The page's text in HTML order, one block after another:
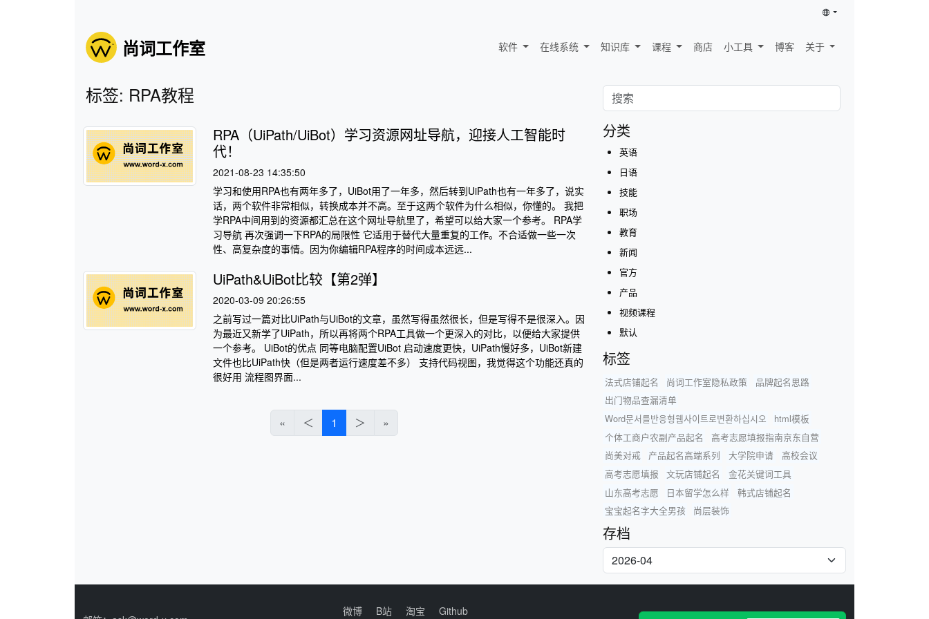
尚词工作室 软件 在线系统 知识库 课程 商店 小工具 博客 关于
标签: RPA教程
RPA（UiPath/UiBot）学习资源网址导航，迎接人工智能时
代！
2021-08-23 14:35:50
学习和使用RPA也有两年多了，UiBot用了一年多，然后转到UiPath也有一年多了，说实
话，两个软件非常相似，转换成本并不高。至于这两个软件为什么相似，你懂的。 我把
学RPA中间用到的资源都汇总在这个网址导航里了，希望可以给大家一个参考。 RPA学
习导航 再次强调一下RPA的局限性 它适用于替代大量重复的工作。不合适做一些一次
性、高复杂度的事情。因为你编辑RPA程序的时间成本远远...
UiPath&UiBot比较【第2弹】
2020-03-09 20:26:55
之前写过一篇对比UiPath与UiBot的文章，虽然写得虽然很长，但是写得不是很深入。因
为最近又新学了UiPath，所以再将两个RPA工具做一个更深入的对比，以便给大家提供
一个参考。 UiBot的优点 同等电脑配置UiBot 启动速度更快，UiPath慢好多，UiBot新建
文件也比UiPath快（但是两者运行速度差不多） 支持代码视图，我觉得这个功能还真的
很好用 流程图界面...
« ＜ 1 ＞ »
分类
英语
日语
技能
职场
教育
新闻
官方
产品
视频课程
默认
标签
法式店铺起名 尚词工作室隐私政策
品牌起名思路
出门物品查漏清单
Word문서를반응형웹사이트로변환하십시오
html模板
个体工商户农副产品起名
高考志愿填报指南京东自营
尚美对戒
产品起名高端系列 大学院申请
高校会议
高考志愿填报
文玩店铺起名
金花关键词工具
山东高考志愿
日本留学怎么样
韩式店铺起名
宝宝起名字大全男孩
尚层装饰
存档
微博 B站 淘宝 Github